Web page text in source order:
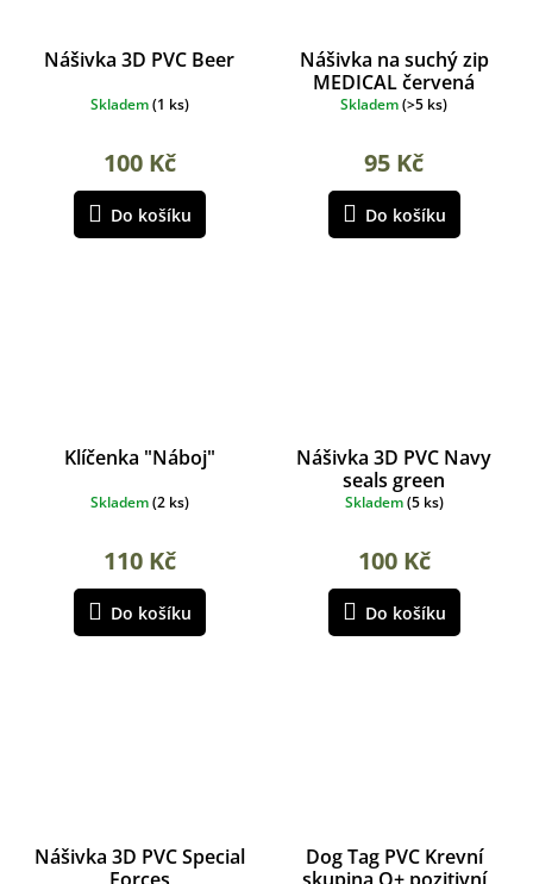
Nášivka 3D PVC Beer
Skladem(1 ks)
100 Kč
Do košíku
Nášivka na suchý zip
MEDICAL červená
Skladem(>5 ks)
95 Kč
Do košíku
Klíčenka "Náboj"
Skladem(2 ks)
110 Kč
Do košíku
Nášivka 3D PVC Navy
seals green
Skladem(5 ks)
100 Kč
Do košíku
Nášivka 3D PVC Special
Dog Tag PVC Krevní